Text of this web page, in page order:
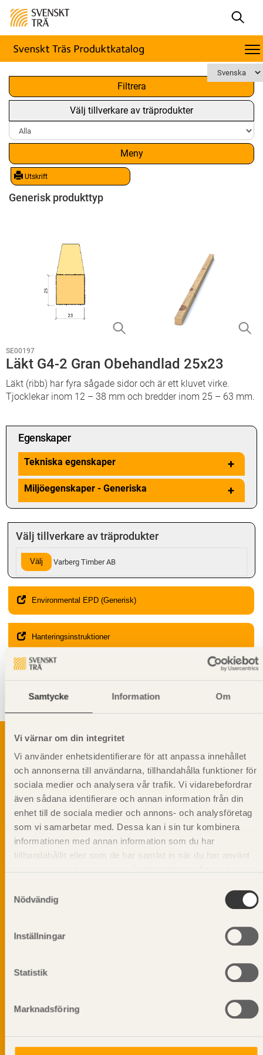
Samtycke Information Om
Vi värnar om din integritet
Vi använder enhetsidentifierare för att anpassa innehållet
och annonserna till användarna, tillhandahålla funktioner för
sociala medier och analysera vår trafik. Vi vidarebefordrar
även sådana identifierare och annan information från din
enhet till de sociala medier och annons- och analysföretag
som vi samarbetar med. Dessa kan i sin tur kombinera
informationen med annan information som du har
tillhandahållit eller som de har samlat in när du har använt
Nödvändig
Inställningar
Statistik
Marknadsföring
Filtrera
Välj tillverkare av träprodukter
Meny
Utskrift
x
Generisk produkttyp
SE00197
Läkt G4-2 Gran Obehandlad 25x23
Läkt (ribb) har fyra sågade sidor och är ett kluvet virke.
Tjocklekar inom 12 – 38 mm och bredder inom 25 – 63 mm.
Egenskaper
Tekniska egenskaper +
Miljöegenskaper - Generiska +
Välj tillverkare av träprodukter
Välj Varberg Timber AB
Environmental EPD (Generisk)
Hanteringsinstruktioner
Giltighet
Gäller från och med:
2024-08-12
Svenskt Träs Produktkatalog är svensk
sågverksnärings digitala produktkatalog för att
beskriva träprodukter och deras unika
egenskaper.
Dela på